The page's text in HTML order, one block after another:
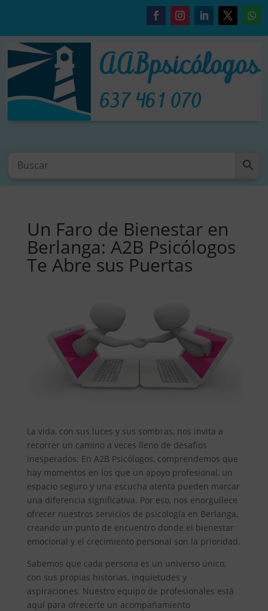
Un Faro de Bienestar en
Berlanga: A2B Psicólogos
Te Abre sus Puertas
La vida, con sus luces y sus sombras, nos invita a
recorrer un camino a veces lleno de desafíos
inesperados. En A2B Psicólogos, comprendemos que
hay momentos en los que un apoyo profesional, un
espacio seguro y una escucha atenta pueden marcar
una diferencia significativa. Por eso, nos enorgullece
ofrecer nuestros servicios de psicología en Berlanga,
creando un punto de encuentro donde el bienestar
emocional y el crecimiento personal son la prioridad.
Sabemos que cada persona es un universo único,
con sus propias historias, inquietudes y
aspiraciones. Nuestro equipo de profesionales está
aquí para ofrecerte un acompañamiento